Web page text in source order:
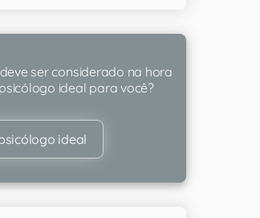
ser considerado na hora
ideal para você?
ideal